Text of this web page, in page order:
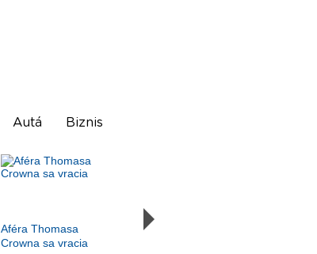
Autá Biznis
Aféra Thomasa
Crowna sa vracia